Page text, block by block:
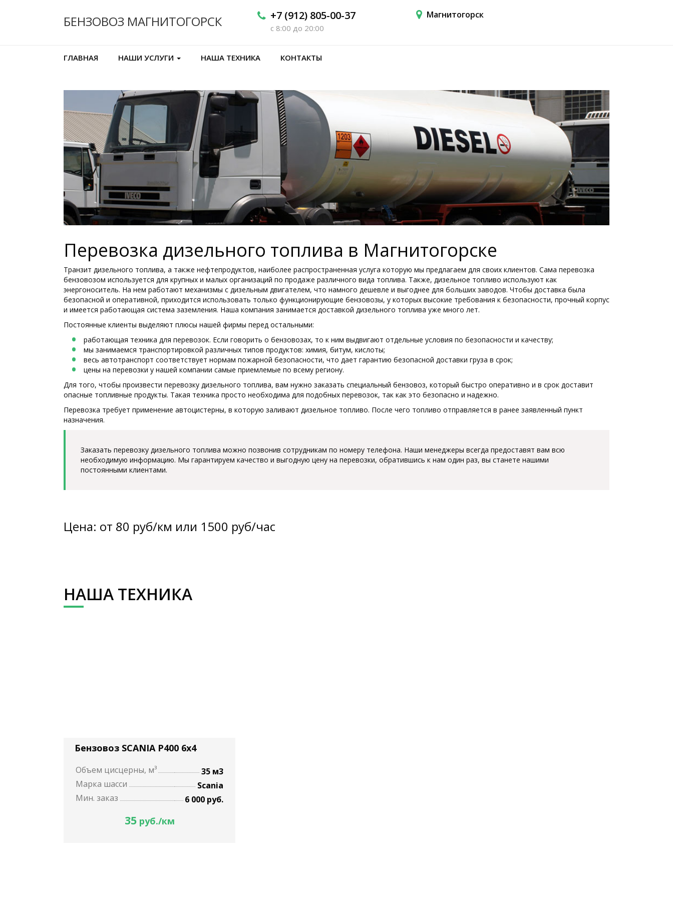
БЕНЗОВОЗ МАГНИТОГОРСК +7 (912) 805-00-37
с 8:00 до 20:00
Магнитогорск
ГЛАВНАЯ НАШИ УСЛУГИ НАША ТЕХНИКА КОНТАКТЫ
Перевозка дизельного топлива в Магнитогорске
Транзит дизельного топлива, а также нефтепродуктов, наиболее распространенная услуга которую мы предлагаем для своих клиентов. Сама перевозка
бензовозом используется для крупных и малых организаций по продаже различного вида топлива. Также, дизельное топливо используют как
энергоноситель. На нем работают механизмы с дизельным двигателем, что намного дешевле и выгоднее для больших заводов. Чтобы доставка была
безопасной и оперативной, приходится использовать только функционирующие бензовозы, у которых высокие требования к безопасности, прочный корпус
и имеется работающая система заземления. Наша компания занимается доставкой дизельного топлива уже много лет.
Постоянные клиенты выделяют плюсы нашей фирмы перед остальными:
работающая техника для перевозок. Если говорить о бензовозах, то к ним выдвигают отдельные условия по безопасности и качеству;
мы занимаемся транспортировкой различных типов продуктов: химия, битум, кислоты;
весь автотранспорт соответствует нормам пожарной безопасности, что дает гарантию безопасной доставки груза в срок;
цены на перевозки у нашей компании самые приемлемые по всему региону.
Для того, чтобы произвести перевозку дизельного топлива, вам нужно заказать специальный бензовоз, который быстро оперативно и в срок доставит
опасные топливные продукты. Такая техника просто необходима для подобных перевозок, так как это безопасно и надежно.
Перевозка требует применение автоцистерны, в которую заливают дизельное топливо. После чего топливо отправляется в ранее заявленный пункт
назначения.
Заказать перевозку дизельного топлива можно позвонив сотрудникам по номеру телефона. Наши менеджеры всегда предоставят вам всю
необходимую информацию. Мы гарантируем качество и выгодную цену на перевозки, обратившись к нам один раз, вы станете нашими
постоянными клиентами.
Цена: от 80 руб/км или 1500 руб/час
НАША ТЕХНИКА
Бензовоз SCANIA P400 6x4
Объем цисцерны, м³
35 м3
Марка шасси
Scania
Мин. заказ
6 000 руб.
35руб./км